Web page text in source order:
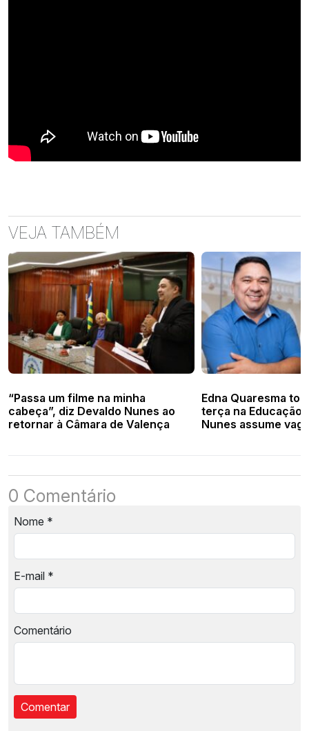
VEJA TAMBÉM
“Passa um filme na minha
cabeça”, diz Devaldo Nunes ao
retornar à Câmara de Valença
Edna Quaresma
terça na Educação
Nunes assume
0 Comentário
Nome *
E-mail *
Comentário